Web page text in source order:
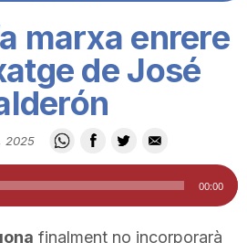
marxa enrere
de José
2025
00:00
finalment no incorporarà